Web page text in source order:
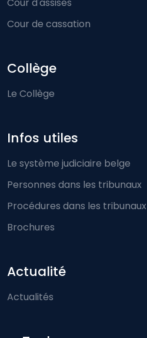
Cour de cassation
Collège
Le Collège
Infos utiles
Le système judiciaire belge
Personnes dans les tribunaux
Procédures dans les tribunaux
Brochures
Actualité
Actualités